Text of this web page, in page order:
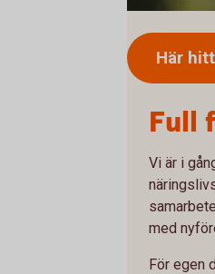
Full
Vi är i
med
För egen
Här